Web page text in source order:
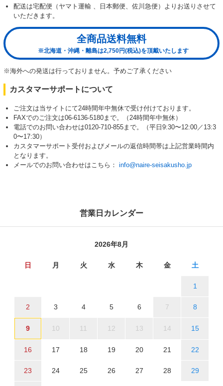
配送は宅配便（ヤマト運輸 、日本郵便、佐川急便）よりお送りさせて
いただきます。
全商品送料無料
※北海道・沖縄・離島は2,750円(税込)を頂戴いたします
※海外への発送は行っておりません。予めご了承ください
カスタマーサポートについて
ご注文は当サイトにて24時間年中無休で受け付けております。
FAXでのご注文は06-6136-5180まで。（24時間年中無休）
電話でのお問い合わせは0120-710-855まで。（平日9:30〜12:00／13:3
0〜17:30）
カスタマーサポート受付およびメールの返信時間帯は上記営業時間内
となります。
メールでのお問い合わせはこちら： info@naire-seisakusho.jp
営業日カレンダー
2026年8月
日 月 火 水 木 金 土
1
2 3 4 5 6 7 8
9 10 11 12 13 14 15
16 17 18 19 20 21 22
23 24 25 26 27 28 29